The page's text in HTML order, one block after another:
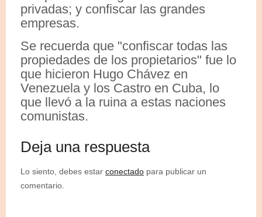
privadas; y confiscar las grandes
empresas.
Se recuerda que "confiscar todas las
propiedades de los propietarios" fue lo
que hicieron Hugo Chávez en
Venezuela y los Castro en Cuba, lo
que llevó a la ruina a estas naciones
comunistas.
Deja una respuesta
Lo siento, debes estar conectado para publicar un
comentario.